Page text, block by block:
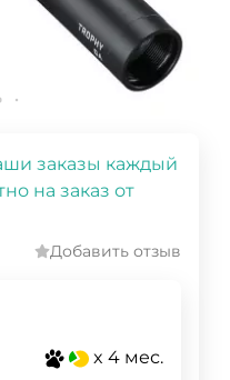
заказы каждый
на заказ от
Добавить отзыв
x 4 мес.